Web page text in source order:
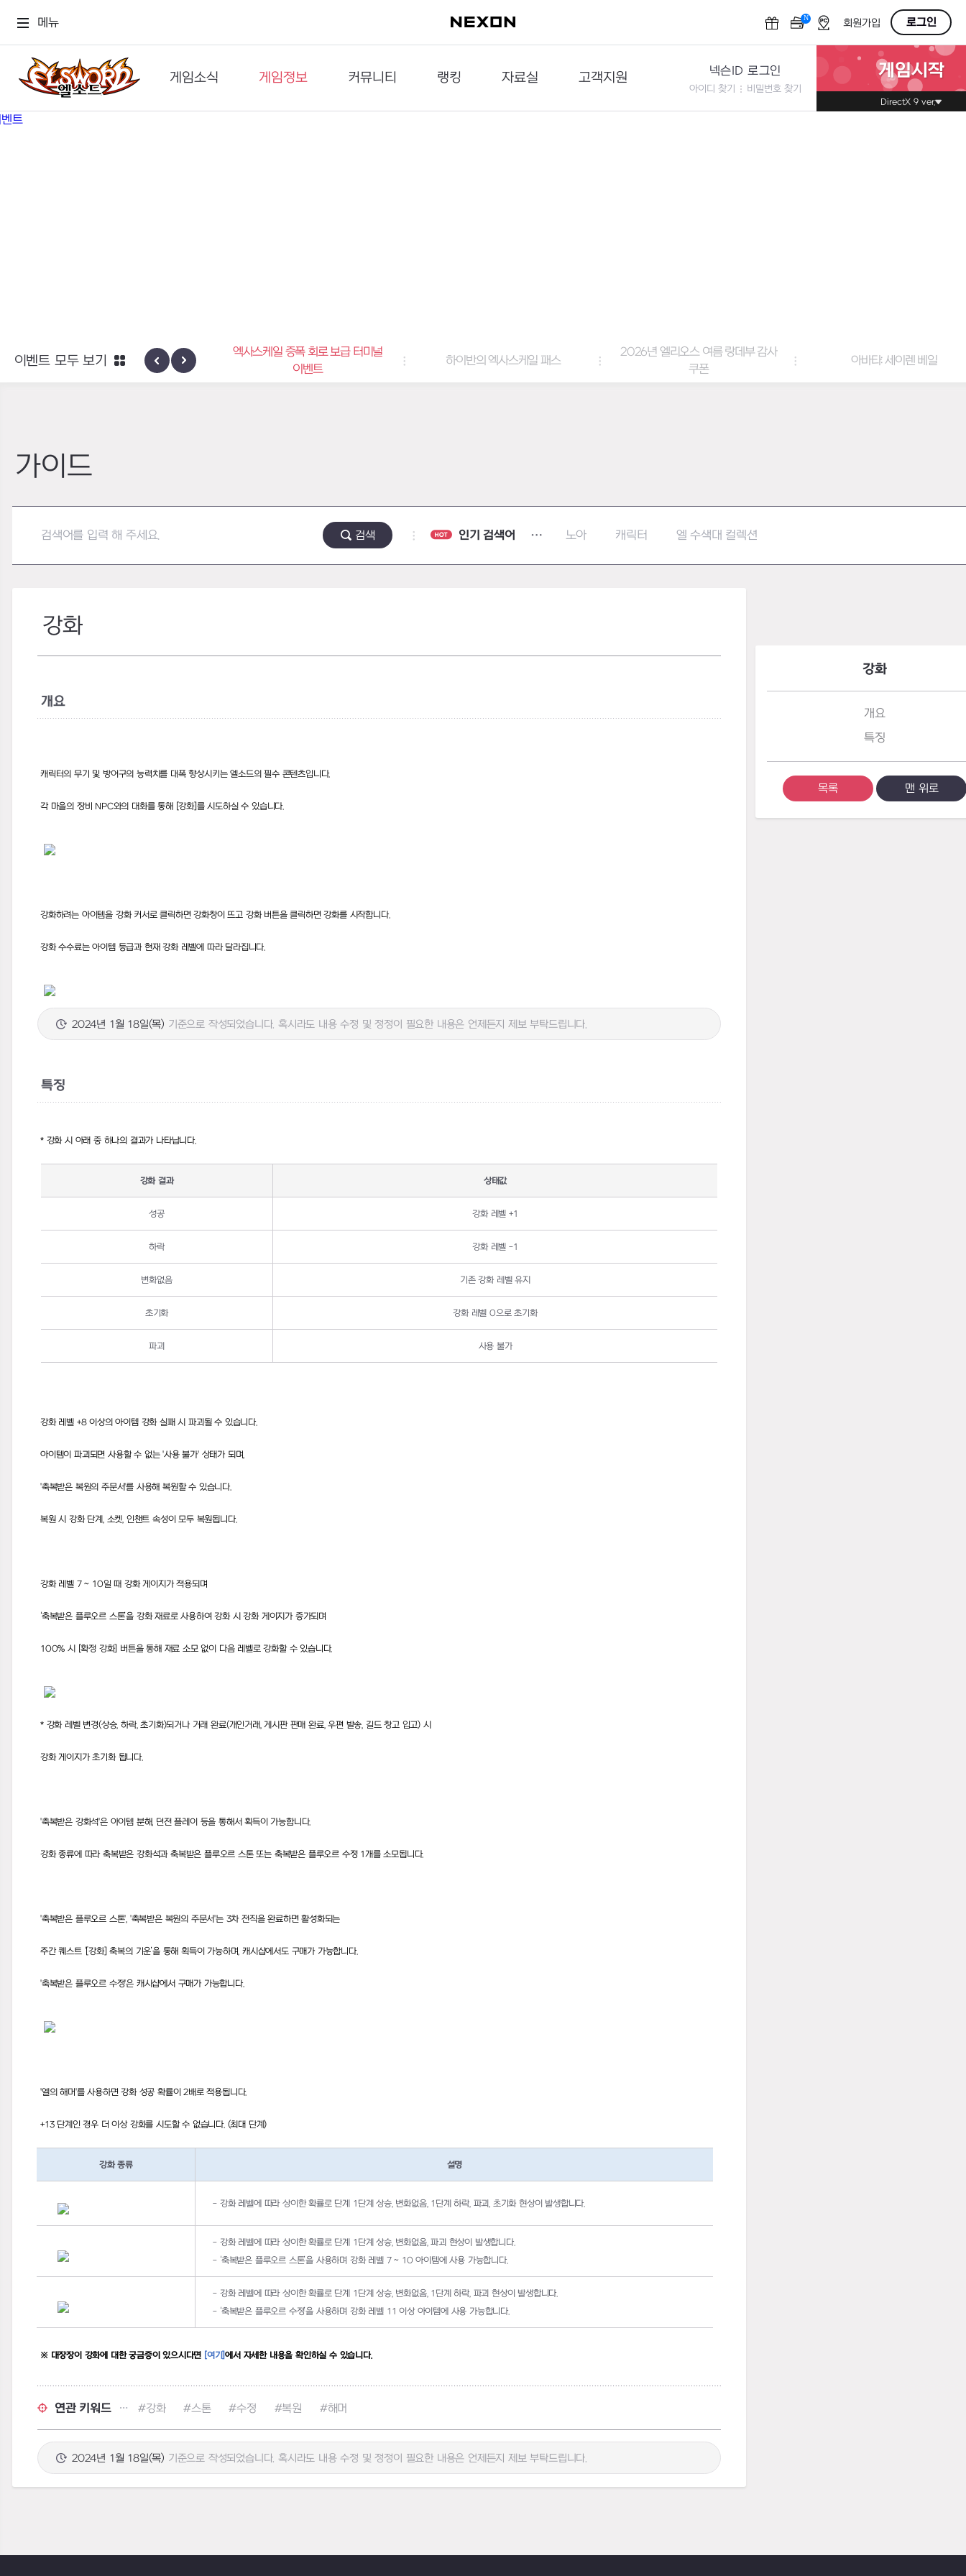
메뉴 N OFF회원가입 로그인
게임소식
공지사항
게임정보
세계관
커뮤니티
이슈게시판
랭킹
던전랭킹
자료실
다운로드
고객지원
문의하기
넥슨ID 로그인
아이디 찾기 비밀번호 찾기
게임시작
DirectX 9 ver.
신규 지역 네블론
엑사스케일 증폭 회로 보급 터미널
이벤트
하이반의 엑사스케일 패스
2026년 엘리오스 여름 랑데부 감사
쿠폰
아바타: 세이렌 베일
이벤트 모두 보기
가이드
검색 인기 검색어 노아 캐릭터 엘 수색대 컬렉션
강화
개요
캐릭터의 무기 및 방어구의 능력치를 대폭 향상시키는 엘소드의 필수 콘텐츠입니다.
각 마을의 장비 NPC와의 대화를 통해 [강화] 를 시도하실 수 있습니다.
강화하려는 아이템을 강화 커서로 클릭하면 강화창이 뜨고 강화 버튼을 클릭하면 강화를 시작합니다.
강화 수수료는 아이템 등급과 현재 강화 레벨에 따라 달라집니다.
2024년 1월 18일(목) 기준으로 작성되었습니다. 혹시라도 내용 수정 및 정정이 필요한 내용은 언제든지 제보 부탁드립니다.
특징
* 강화 시 아래 중 하나의 결과가 나타납니다.
강화 결과 상태값
성공 강화 레벨 +1
하락 강화 레벨 -1
변화없음 기존 강화 레벨 유지
초기화 강화 레벨 0으로 초기화
파괴 사용 불가
강화 레벨 +8이상의 아이템 강화 실패 시 파괴될 수 있습니다.
아이템이 파괴되면 사용할 수 없는'사용 불가' 상태가 되며,
'축복받은 복원의 주문서'를 사용해 복원할 수 있습니다.
복원 시 강화 단계 , 소켓, 인챈트 속성이 모두 복원됩니다.
강화 레벨 7 ~ 10일 때 강화 게이지가 적용되며
‘축복받은 플루오르 스톤’을 강화 재료로 사용하여 강화 시 강화 게이지가 증가되며
100% 시 [확정 강화] 버튼을 통해 재료 소모 없이 다음 레벨로 강화할 수 있습니다.
* 강화 레벨 변경(상승,하락,초기화)되거나 거래 완료(개인거래,게시판 판매 완료,우편 발송, 길드 창고 입고) 시
강화 게이지가 초기화 됩니다.
'축복받은 강화석'은 아이템 분해, 던전 플레이 등을 통해서 획득이 가능합니다.
강화 종류에 따라 축복받은 강화석과 축복받은 플루오르 스톤 또는 축복받은 플루오르 수정 1개를 소모됩니다.
'축복받은 플루오르 스톤', '축복받은 복원의 주문서'는3차 전직을 완료하면 활성화되는
주간 퀘스트 ‘[강화]축복의 기운’을 통해 획득이 가능하며,캐시샵에서도 구매가 가능합니다.
'축복받은 플루오르 수정'은 캐시샵에서 구매가 가능합니다.
'엘의 해머'를 사용하면 강화 성공 확률이 2배로 적용됩니다.
+13 단계인 경우 더 이상 강화를 시도할 수 없습니다. (최대 단계 )
강화 종류 설명
-강화 레벨에 따라 상이한 확률로 단계 1 단계 상승, 변화없음, 1 단계 하락, 파괴, 초기화 현상이 발생합니다.
-강화 레벨에 따라 상이한 확률로 단계 1 단계 상승, 변화없음,파괴 현상이 발생합니다.
- ‘축복받은 플루오르 스톤’을 사용하며 강화 레벨 7 ~ 10아이템에 사용 가능합니다.
-강화 레벨에 따라 상이한 확률로 단계 1 단계 상승, 변화없음, 1 단계 하락, 파괴 현상이 발생합니다.
- ‘축복받은 플루오르 수정’을 사용하며 강화 레벨 11이상 아이템에 사용 가능합니다.
※ 대장장이 강화에 대한 궁금증이 있으시다면 여기]에서 자세한 내용을 확인하실 수 있습니다.
연관 키워드 #강화 #스톤 #수정 #복원 #해머
2024년 1월 18일(목) 기준으로 작성되었습니다. 혹시라도 내용 수정 및 정정이 필요한 내용은 언제든지 제보 부탁드립니다.
강화
개요
특징
목록 맨 위로